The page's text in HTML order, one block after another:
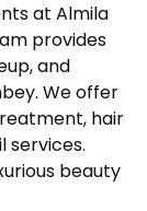
at Almila
provides
and
We offer
hair
services.
beauty